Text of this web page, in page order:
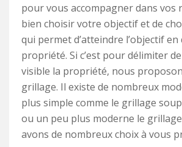
pour vous accompagner dans vos
bien choisir votre objectif et de
qui permet d’atteindre l’objectif
propriété. Si c’est pour délimiter
visible la propriété, nous
grillage. Il existe de nombreux
plus simple comme le grillage
ou un peu plus moderne le
avons de nombreux choix à vous